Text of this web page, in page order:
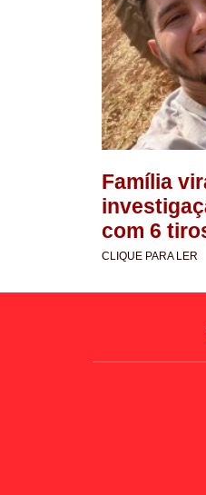
Família
com 6
CLIQUE PARA LER